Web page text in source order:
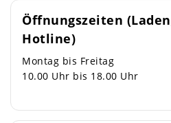
Öffnungszeiten
Hotline)
Montag bis Freitag
10.00 Uhr bis 18.00 Uhr